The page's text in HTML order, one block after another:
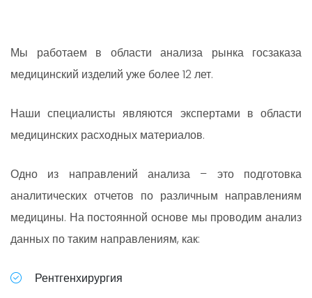
Мы работаем в области анализа рынка госзаказа
медицинский изделий уже более 12 лет.
Наши специалисты являются экспертами в области
медицинских расходных материалов.
Одно из направлений анализа – это подготовка
аналитических отчетов по различным направлениям
медицины. На постоянной основе мы проводим анализ
данных по таким направлениям, как:
Рентгенхирургия